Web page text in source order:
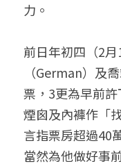
力。
前日年初四（2
（German）及
票，3更為早前
煙囪及內褲作「
言指票房超過40
當然為他做好事